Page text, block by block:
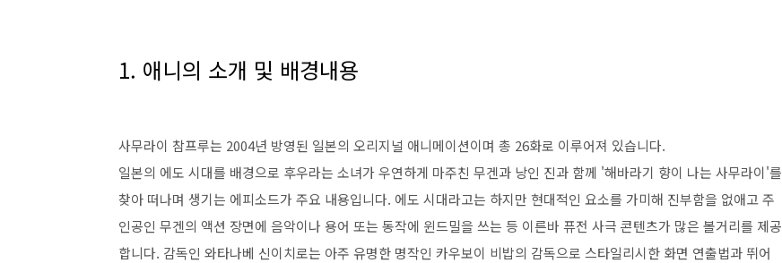
1. 애니의 소개 및 배경내용
사무라이 참프루는 2004년 방영된 일본의 오리지널 애니메이션이며 총 26화로 이루어져 있습니다.
일본의 에도 시대를 배경으로 후우라는 소녀가 우연하게 마주친 무겐과 낭인 진과 함께 '해바라기 향이 나는 사무라이'를
찾아 떠나며 생기는 에피소드가 주요 내용입니다. 에도 시대라고는 하지만 현대적인 요소를 가미해 진부함을 없애고 주
인공인 무겐의 액션 장면에 음악이나 용어 또는 동작에 윈드밀을 쓰는 등 이른바 퓨전 사극 콘텐츠가 많은 볼거리를 제공
합니다. 감독인 와타나베 신이치로는 아주 유명한 명작인 카우보이 비밥의 감독으로 스타일리시한 화면 연출법과 뛰어